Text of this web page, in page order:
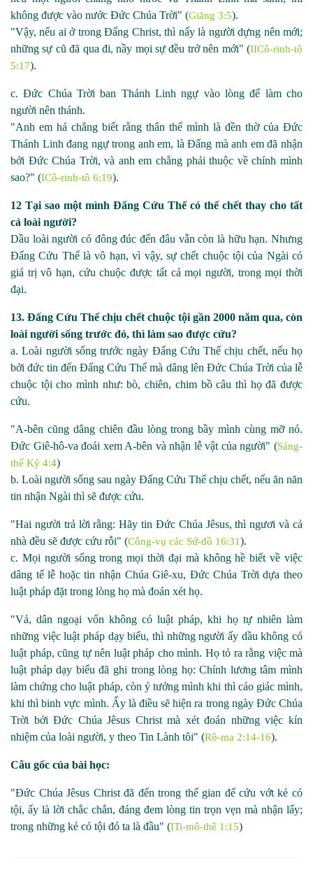
không được vào nước Đức Chúa Trời" (Giăng 3:5).
"Vậy, nếu ai ở trong Đấng Christ, thì nấy là người dựng nên mới;
những sự cũ đã qua đi, nầy mọi sự đều trở nên mới" (IICô-rinh-tô
5:17).
c. Đức Chúa Trời ban Thánh Linh ngự vào lòng để làm cho
người nên thánh.
"Anh em há chẳng biết rằng thân thể mình là đền thờ của Đức
Thánh Linh đang ngự trong anh em, là Đấng mà anh em đã nhận
bởi Đức Chúa Trời, và anh em chẳng phải thuộc về chính mình
sao?" (ICô-rinh-tô 6:19).
12 Tại sao một mình Đấng Cứu Thế có thể chết thay cho tất
cả loài người?
Dầu loài người có đông đúc đến đâu vẫn còn là hữu hạn. Nhưng
Đấng Cứu Thế là vô hạn, vì vậy, sự chết chuộc tội của Ngài có
giá trị vô hạn, cứu chuộc được tất cả mọi người, trong mọi thời
đại.
13. Đấng Cứu Thế chịu chết chuộc tội gần 2000 năm qua, còn
loài người sống trước đó, thì làm sao được cứu?
a. Loài người sống trước ngày Đấng Cứu Thế chịu chết, nếu họ
bởi đức tin đến Đấng Cứu Thế mà dâng lên Đức Chúa Trời của lễ
chuộc tội cho mình như: bò, chiên, chim bồ câu thì họ đã được
cứu.
"A-bên cũng dâng chiên đầu lòng trong bầy mình cùng mỡ nó.
Đức Giê-hô-va đoái xem A-bên và nhận lễ vật của người" (Sáng-
thế Ký 4:4)
b. Loài người sống sau ngày Đấng Cứu Thế chịu chết, nếu ăn năn
tin nhận Ngài thì sẽ được cứu.
"Hai người trả lời rằng: Hãy tin Đức Chúa Jêsus, thì ngươi và cả
nhà đều sẽ được cứu rỗi" (Công-vụ các Sứ-đồ 16:31).
c. Mọi người sống trong mọi thời đại mà không hề biết về việc
dâng tế lễ hoặc tin nhận Chúa Giê-xu, Đức Chúa Trời dựa theo
luật pháp đặt trong lòng họ mà đoán xét họ.
"Vả, dân ngoại vốn không có luật pháp, khi họ tự nhiên làm
những việc luật pháp dạy biểu, thì những người ấy dầu không có
luật pháp, cũng tự nên luật pháp cho mình. Họ tỏ ra rằng việc mà
luật pháp dạy biểu đã ghi trong lòng họ: Chính lương tâm mình
làm chứng cho luật pháp, còn ý tưởng mình khi thì cáo giác mình,
khi thì binh vực mình. Ấy là điều sẽ hiện ra trong ngày Đức Chúa
Trời bởi Đức Chúa Jêsus Christ mà xét đoán những việc kín
nhiệm của loài người, y theo Tin Lành tôi" (Rô-ma 2:14-16).
Câu gốc của bài học:
"Đức Chúa Jêsus Christ đã đến trong thế gian để cứu vớt kẻ có
tội, ấy là lời chắc chắn, đáng đem lòng tin trọn vẹn mà nhận lấy;
trong những kẻ có tội đó ta là đầu" (ITi-mô-thê 1:15)